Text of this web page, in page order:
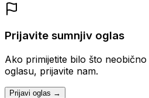
Prijavite sumnjiv oglas
Ako primijetite bilo što
oglasu, prijavite nam.
Prijavi oglas →